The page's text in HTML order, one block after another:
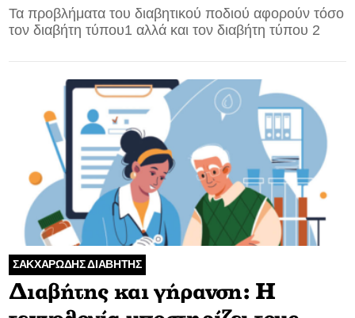
Τα προβλήματα του διαβητικού ποδιού αφορούν τόσο
τον διαβήτη τύπου1 αλλά και τον διαβήτη τύπου 2
ΣΑΚΧΑΡΩΔΗΣ ΔΙΑΒΗΤΗΣ
Διαβήτης και γήρανση: Η